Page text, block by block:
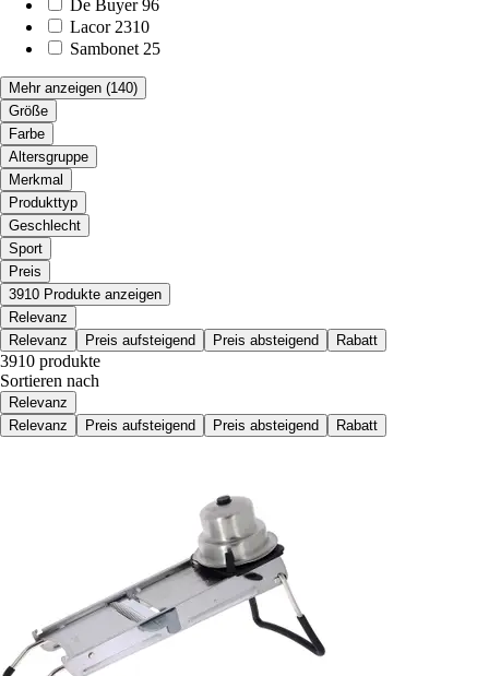
De Buyer 96
Lacor 2310
Sambonet 25
Mehr anzeigen (140)
Größe
Farbe
Altersgruppe
Merkmal
Produkttyp
Geschlecht
Sport
Preis
3910 Produkte anzeigen
Relevanz
Relevanz
Preis aufsteigend Preis absteigend Rabatt
3910 produkte
Sortieren nach
Relevanz
Relevanz
Preis aufsteigend Preis absteigend Rabatt